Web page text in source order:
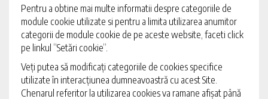
Pentru a obtine mai multe informatii despre categoriile de
module cookie utilizate si pentru a limita utilizarea anumitor
categorii de module cookie de pe aceste website, faceti click
pe linkul “Setări cookie”.
Veți putea să modificați categoriile de cookies specifice
utilizate în interacțiunea dumneavoastră cu acest Site.
Chenarul referitor la utilizarea cookies va ramane afișat până